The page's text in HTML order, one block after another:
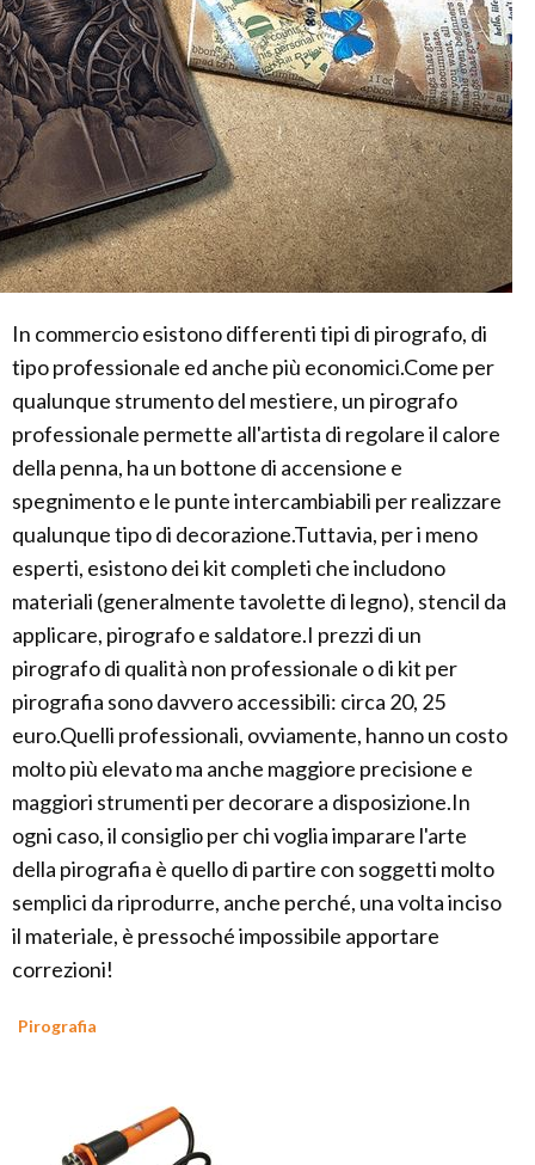
In commercio esistono differenti tipi di pirografo, di
tipo professionale ed anche più economici.Come per
qualunque strumento del mestiere, un pirografo
professionale permette all'artista di regolare il calore
della penna, ha un bottone di accensione e
spegnimento e le punte intercambiabili per realizzare
qualunque tipo di decorazione.Tuttavia, per i meno
esperti, esistono dei kit completi che includono
materiali (generalmente tavolette di legno), stencil da
applicare, pirografo e saldatore.I prezzi di un
pirografo di qualità non professionale o di kit per
pirografia sono davvero accessibili: circa 20, 25
euro.Quelli professionali, ovviamente, hanno un costo
molto più elevato ma anche maggiore precisione e
maggiori strumenti per decorare a disposizione.In
ogni caso, il consiglio per chi voglia imparare l'arte
della pirografia è quello di partire con soggetti molto
semplici da riprodurre, anche perché, una volta inciso
il materiale, è pressoché impossibile apportare
correzioni!
Pirografia